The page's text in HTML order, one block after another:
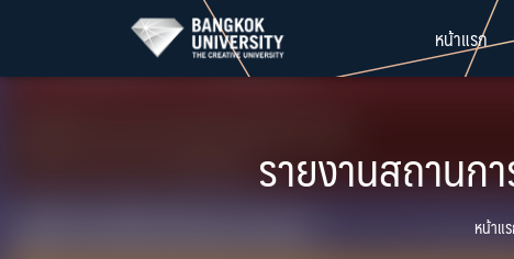
content
หน้าแรก
รายงานสถานก
หน้าแ